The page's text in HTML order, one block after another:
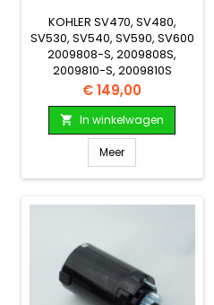
KOHLER SV470, SV480,
SV530, SV540, SV590, SV600
2009808-S, 2009808S,
2009810-S, 2009810S
Prijs
€ 149,00
 In winkelwagen
Meer